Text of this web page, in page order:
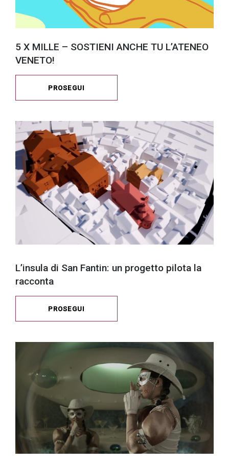
5 X MILLE – SOSTIENI ANCHE TU L’ATENEO
VENETO!
PROSEGUI
L’insula di San Fantin: un progetto pilota la
racconta
PROSEGUI